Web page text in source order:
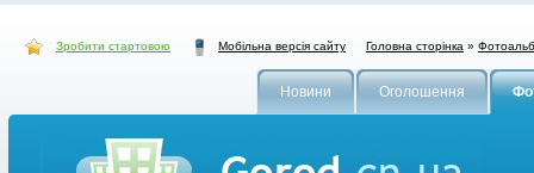
Зробити стартовою Мобільна версія сайту Головна сторінка »
Новини Оголошення